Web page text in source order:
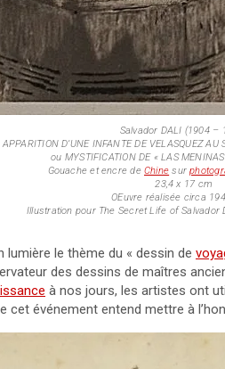
Salvador DALI (1904 –
APPARITION D’UNE INFANTE DE VELASQUEZ AU
ou MYSTIFICATION DE « LAS
Gouache et encre deChine sur
23,4 x 17 cm
OEuvre réalisée circa
Illustration pour The Secret Life of Salvador
le thème du « dessin de
des dessins de maîtres
à nos jours, les artistes ont
cet événement entend mettre à